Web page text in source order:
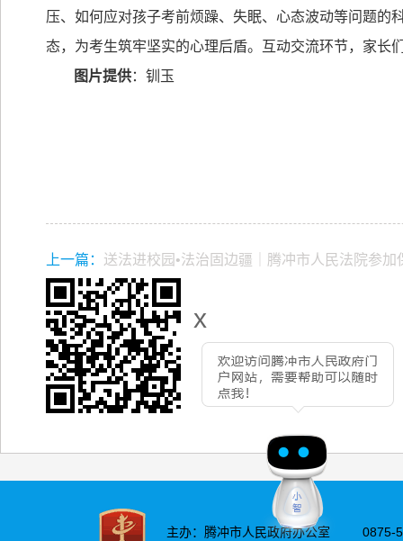
x
压、如何应对孩子考前烦躁、失眠、心态波动等问题的
态，为考生筑牢坚实的心理后盾。互动交流环节，家长
图片提供：钏玉
上一篇： 送法进校园•法治固边疆｜腾冲市人民法院参加
活动